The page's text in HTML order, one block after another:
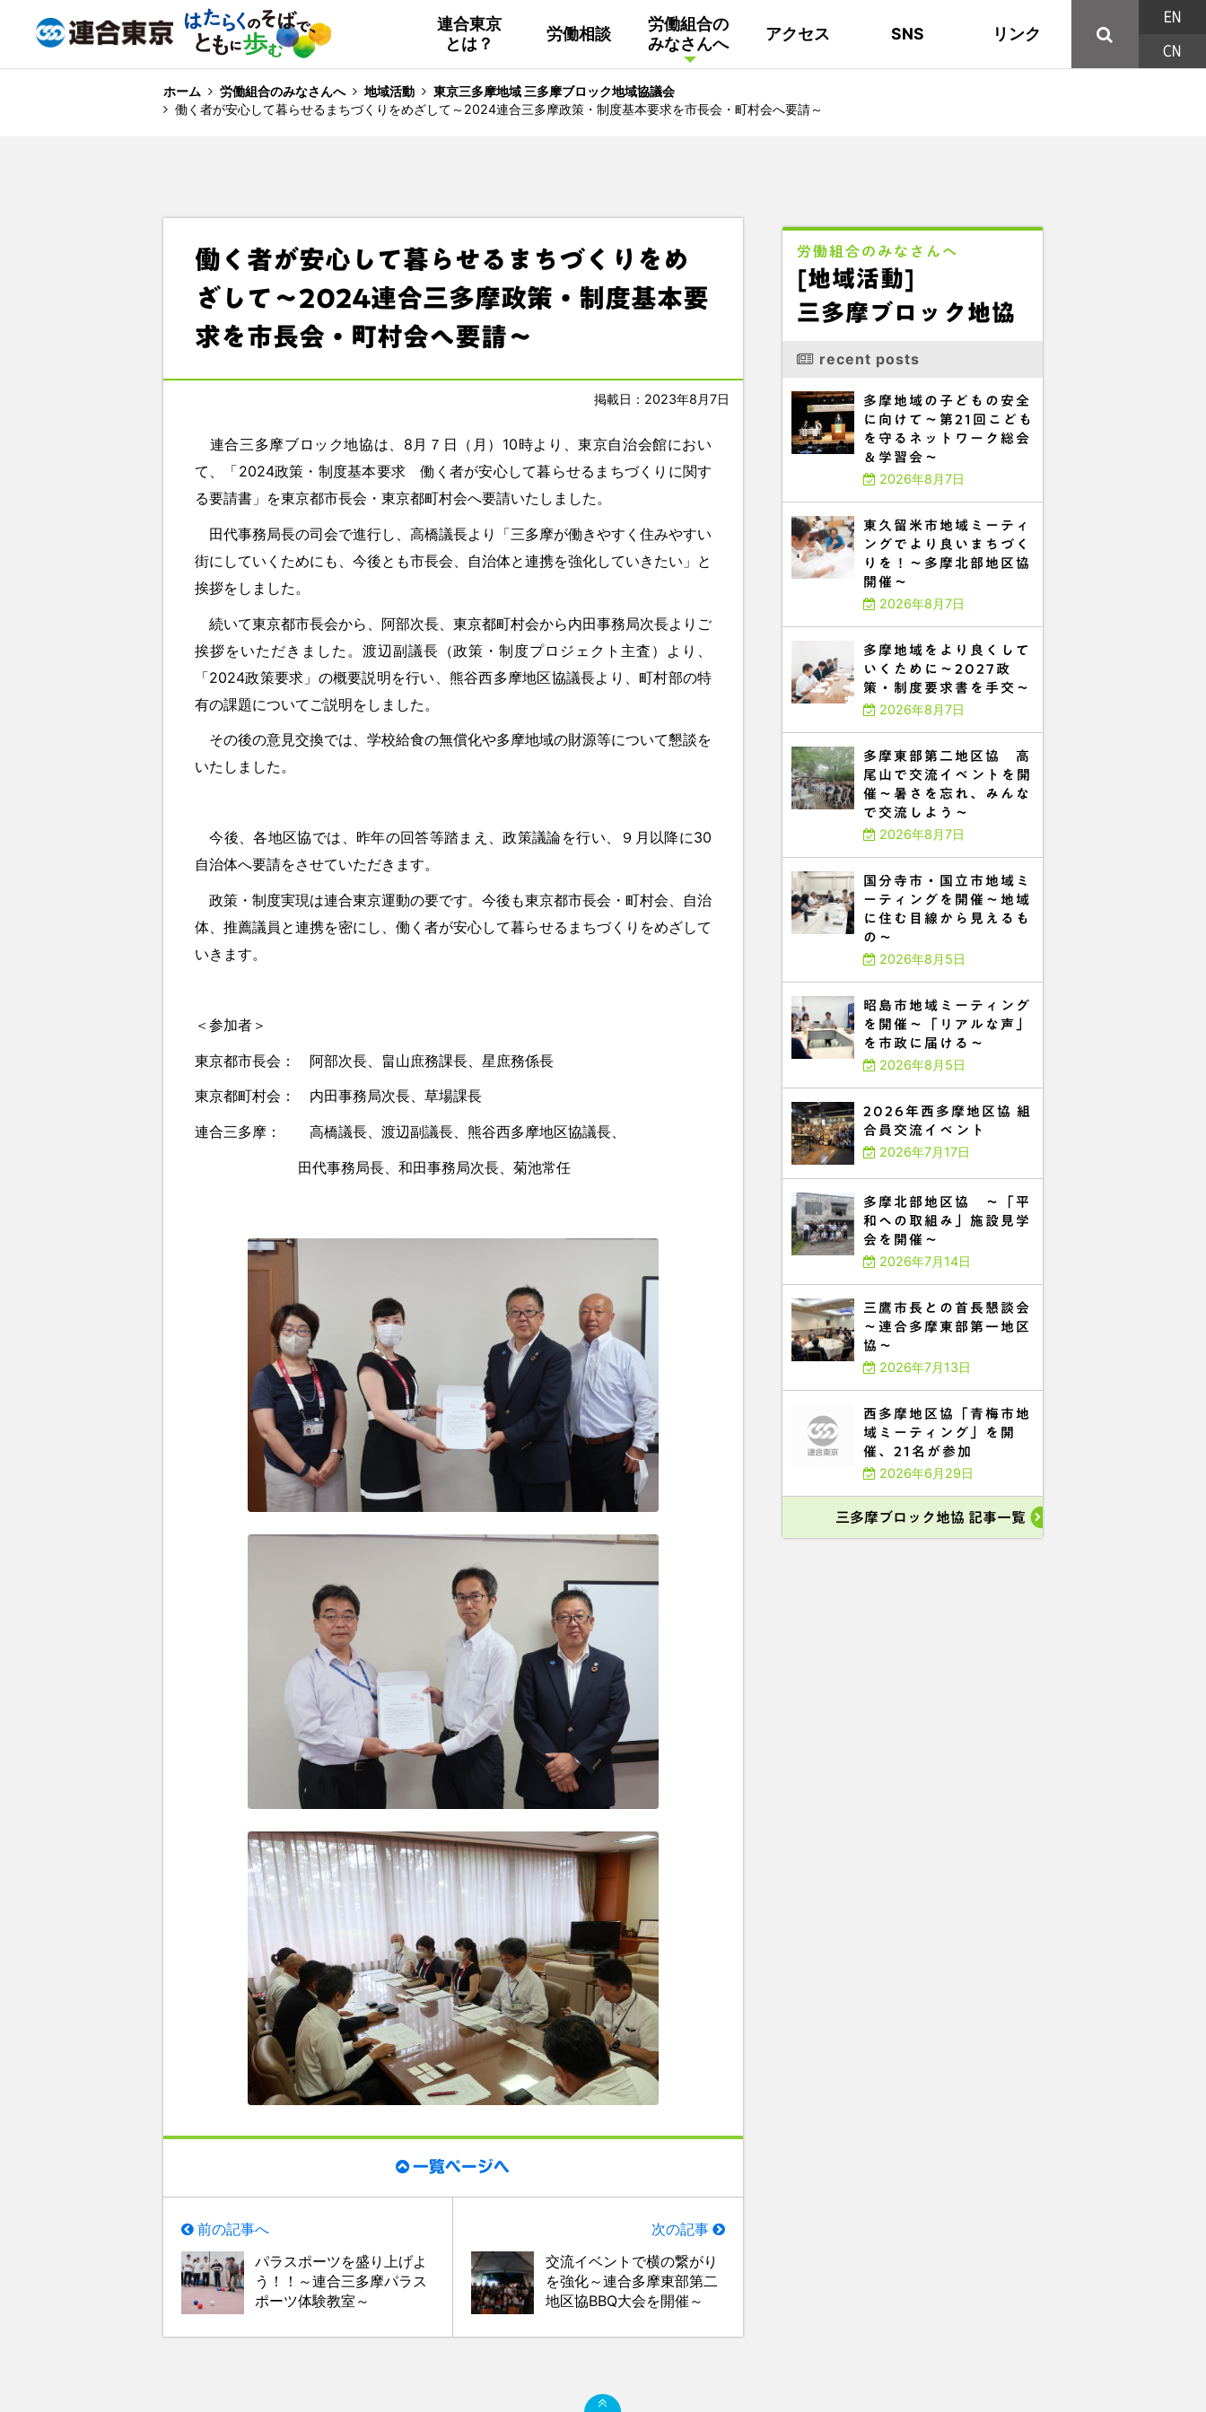
連合東京
とは？
組織概要 44の構成組織 主な取り組み
労働相談
労働組合の
みなさんへ
活動 地域活動 資料
アクセス
連合東京 東部ブロック地協 西北ブロック
SNS
Facebook YouTube X/Twitter
リンク
EN
CN
ホーム 労働組合のみなさんへ 地域活動
東京三多摩地域 三多摩ブロック地域協議会
働く者が安心して暮らせるまちづくりをめざして～2024連合三多摩政策・制度基本要求を市長会・町村会へ要請～
働く者が安心して暮らせるまちづくりをめ
ざして～2024連合三多摩政策・制度基本要
求を市長会・町村会へ要請～
掲載日：2023年8月7日
連合三多摩ブロック地協は、8月７日（月）10時より、東京自治会館におい
て、「2024政策・制度基本要求 働く者が安心して暮らせるまちづくりに関す
る要請書」を東京都市長会・東京都町村会へ要請いたしました。
田代事務局長の司会で進行し、高橋議長より「三多摩が働きやすく住みやすい
街にしていくためにも、今後とも市長会、自治体と連携を強化していきたい」と
挨拶をしました。
続いて東京都市長会から、阿部次長、東京都町村会から内田事務局次長よりご
挨拶をいただきました。渡辺副議長（政策・制度プロジェクト主査）より、
「2024政策要求」の概要説明を行い、熊谷西多摩地区協議長より、町村部の特
有の課題についてご説明をしました。
その後の意見交換では、学校給食の無償化や多摩地域の財源等について懇談を
いたしました。
今後、各地区協では、昨年の回答等踏まえ、政策議論を行い、９月以降に30
自治体へ要請をさせていただきます。
政策・制度実現は連合東京運動の要です。今後も東京都市長会・町村会、自治
体、推薦議員と連携を密にし、働く者が安心して暮らせるまちづくりをめざして
いきます。
＜参加者＞
東京都市長会： 阿部次長、畠山庶務課長、星庶務係長
東京都町村会： 内田事務局次長、草場課長
連合三多摩： 高橋議長、渡辺副議長、熊谷西多摩地区協議長、
田代事務局長、和田事務局次長、菊池常任
一覧ページへ
前の記事へ
パラスポーツを盛り上げよ
う！！～連合三多摩パラス
ポーツ体験教室～
次の記事
交流イベントで横の繋がり
を強化～連合多摩東部第二
地区協BBQ大会を開催～
労働組合のみなさんへ
[地域活動]
三多摩ブロック地協
recent posts
多摩地域の子どもの安全
に向けて～第21回こども
を守るネットワーク総会
＆学習会～
2026年8月7日
東久留米市地域ミーティ
ングでより良いまちづく
りを！～多摩北部地区協
開催～
2026年8月7日
多摩地域をより良くして
いくために～2027政
策・制度要求書を手交～
2026年8月7日
多摩東部第二地区協 高
尾山で交流イベントを開
催～暑さを忘れ、みんな
で交流しよう～
2026年8月7日
国分寺市・国立市地域ミ
ーティングを開催～地域
に住む目線から見えるも
の～
2026年8月5日
昭島市地域ミーティング
を開催～「リアルな声」
を市政に届ける～
2026年8月5日
2026年西多摩地区協 組
合員交流イベント
2026年7月17日
多摩北部地区協 ～「平
和への取組み」施設見学
会を開催～
2026年7月14日
三鷹市長との首長懇談会
～連合多摩東部第一地区
協～
2026年7月13日
西多摩地区協「青梅市地
域ミーティング」を開
催、21名が参加
2026年6月29日
三多摩ブロック地協 記事一覧